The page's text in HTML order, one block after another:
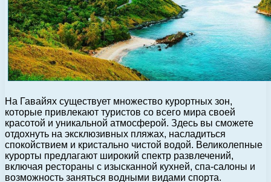
На Гавайях существует множество курортных зон,
которые привлекают туристов со всего мира своей
красотой и уникальной атмосферой. Здесь вы сможете
отдохнуть на эксклюзивных пляжах, насладиться
спокойствием и кристально чистой водой. Великолепные
курорты предлагают широкий спектр развлечений,
включая рестораны с изысканной кухней, спа-салоны и
возможность заняться водными видами спорта.